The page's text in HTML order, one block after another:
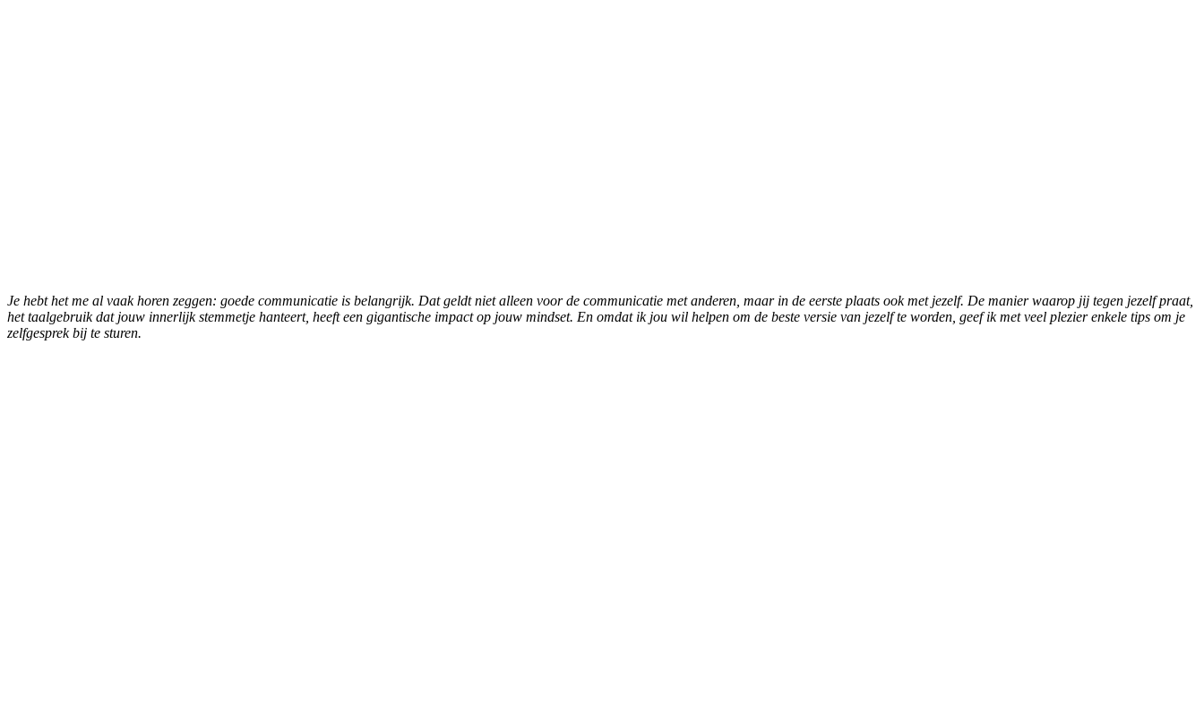
Je hebt het me al vaak horen zeggen: goede communicatie is belangrijk. Dat geldt niet alleen voor de communicatie met anderen, maar in de eerste plaats ook met jezelf. De manier waarop jij tegen jezelf praat,
het taalgebruik dat jouw innerlijk stemmetje hanteert, heeft een gigantische impact op jouw mindset. En omdat ik jou wil helpen om de beste versie van jezelf te worden, geef ik met veel plezier enkele tips om je
zelfgesprek bij te sturen.